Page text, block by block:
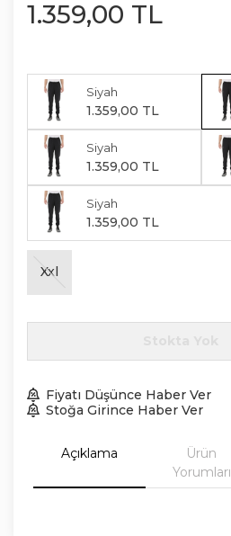
1.359,00 TL
Siyah
1.359,00 TL
Siyah
1.359,00 TL
Siyah
1.359,00 TL
Xxl
Fiyatı Düşünce Haber Ver
Stoğa Girince Haber Ver
Açıklama
Ürün
Yorumları